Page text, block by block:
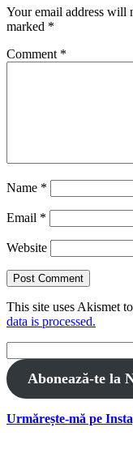
Your email address will
marked *
Comment *
Name *
Email *
Website
This site uses Akismet
data is processed.
for:
Abonează-te la
Urmărește-mă pe